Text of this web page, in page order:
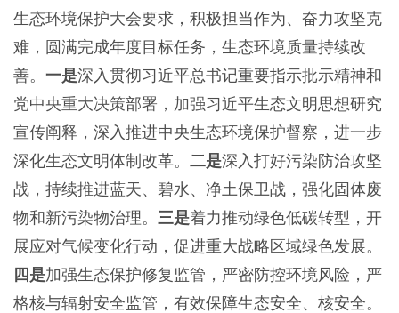
生态环境保护大会要求，积极担当作为、奋力攻坚克
难，圆满完成年度目标任务，生态环境质量持续改
善。 一是深入贯彻习近平总书记重要指示批示精神和
党中央重大决策部署，加强习近平生态文明思想研究
宣传阐释，深入推进中央生态环境保护督察，进一步
深化生态文明体制改革。 二是深入打好污染防治攻坚
战，持续推进蓝天、碧水、净土保卫战，强化固体废
物和新污染物治理。 三是着力推动绿色低碳转型，开
展应对气候变化行动，促进重大战略区域绿色发展。
四是加强生态保护修复监管，严密防控环境风险，严
格核与辐射安全监管，有效保障生态安全、核安全。